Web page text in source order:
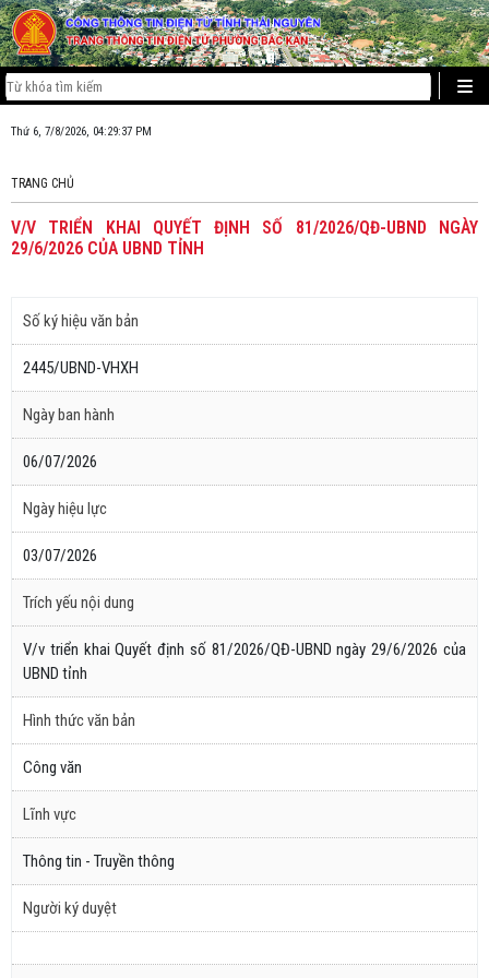
Thứ 6, 7/8/2026, 04:29:37 PM
TRANG CHỦ
V/V TRIỂN KHAI QUYẾT ĐỊNH SỐ 81/2026/QĐ-UBND NGÀY
29/6/2026 CỦA UBND TỈNH
Số ký hiệu văn bản
2445/UBND-VHXH
Ngày ban hành
06/07/2026
Ngày hiệu lực
03/07/2026
Trích yếu nội dung
V/v triển khai Quyết định số 81/2026/QĐ-UBND ngày 29/6/2026 của
UBND tỉnh
Hình thức văn bản
Công văn
Lĩnh vực
Thông tin - Truyền thông
Người ký duyệt